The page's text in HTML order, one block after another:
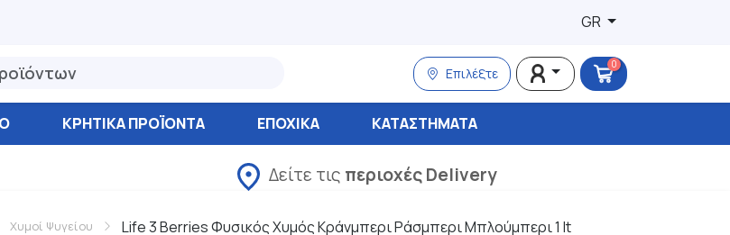
GR
Επιλέξτε
0
ΚΡΗΤΙΚΑ ΠΡΟΪΟΝΤΑ ΕΠΟΧΙΚΑ ΚΑΤΑΣΤΉΜΑΤΑ
Δείτε τις περιοχές Delivery
Χυμοί Ψυγείου Life 3 Berries Φυσικός Χυμός Κράνμπερι Ράσμπερι Μπλούμπερι 1 lt